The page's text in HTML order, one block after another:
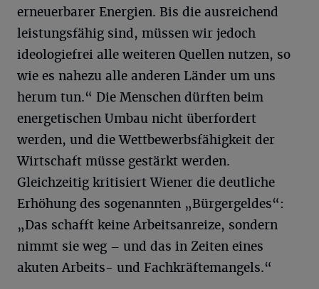
erneuerbarer Energien. Bis die ausreichend
leistungsfähig sind, müssen wir jedoch
ideologiefrei alle weiteren Quellen nutzen, so
wie es nahezu alle anderen Länder um uns
herum tun.“ Die Menschen dürften beim
energetischen Umbau nicht überfordert
werden, und die Wettbewerbsfähigkeit der
Wirtschaft müsse gestärkt werden.
Gleichzeitig kritisiert Wiener die deutliche
Erhöhung des sogenannten „Bürgergeldes“:
„Das schafft keine Arbeitsanreize, sondern
nimmt sie weg – und das in Zeiten eines
akuten Arbeits- und Fachkräftemangels.“